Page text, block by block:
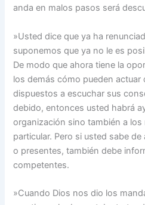
anda en malos pasos será
»Usted dice que ya ha
suponemos que ya no le es
De modo que ahora tiene la
los demás cómo pueden actuar
dispuestos a escuchar sus
debido, entonces usted habrá
organización sino también a los
particular. Pero si usted sabe
o presentes, también debe
competentes.
»Cuando Dios nos dio los